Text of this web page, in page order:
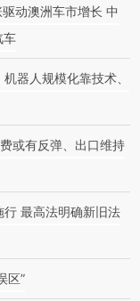
动澳洲车市增长 中
车
器人规模化靠技术、
或有反弹、出口维持
最高法明确新旧法
区”